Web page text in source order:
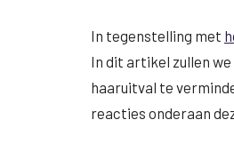
In tegenstelling met
In dit artikel zullen
haaruitval te
reacties onderaan